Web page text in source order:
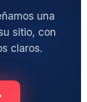
una
sitio, con
claros.